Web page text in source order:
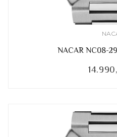
NACAR NC08-